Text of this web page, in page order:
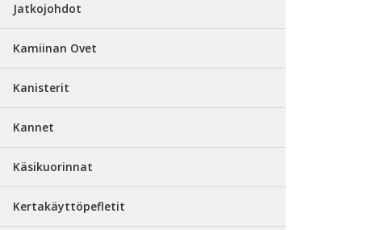
Jatkojohdot
Kamiinan Ovet
Kanisterit
Kannet
Käsikuorinnat
Kertakäyttöpefletit